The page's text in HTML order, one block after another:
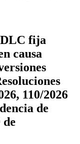
fija
causa
110/2026
de
de